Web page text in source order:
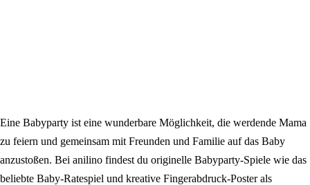
Eine Babyparty ist eine wunderbare Möglichkeit, die werdende Mama
zu feiern und gemeinsam mit Freunden und Familie auf das Baby
anzustoßen. Bei anilino findest du originelle Babyparty-Spiele wie das
beliebte Baby-Ratespiel und kreative Fingerabdruck-Poster als